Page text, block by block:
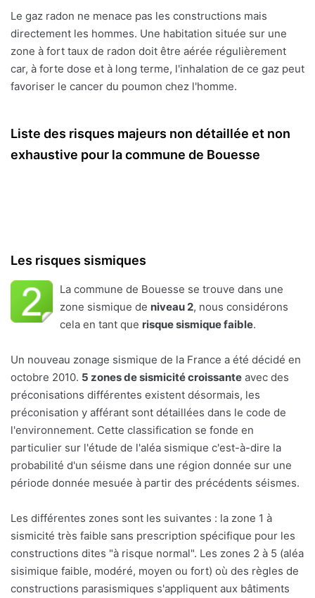
Le gaz radon ne menace pas les constructions mais
directement les hommes. Une habitation située sur une
zone à fort taux de radon doit être aérée régulièrement
car, à forte dose et à long terme, l'inhalation de ce gaz peut
favoriser le cancer du poumon chez l'homme.
Liste des risques majeurs non détaillée et non
exhaustive pour la commune de Bouesse
Les risques sismiques
La commune de Bouesse se trouve dans une
zone sismique de niveau 2, nous considérons
cela en tant que risque sismique faible.
Un nouveau zonage sismique de la France a été décidé en
octobre 2010. 5 zones de sismicité croissante avec des
préconisations différentes existent désormais, les
préconisation y afférant sont détaillées dans le code de
l'environnement. Cette classification se fonde en
particulier sur l'étude de l'aléa sismique c'est-à-dire la
probabilité d'un séisme dans une région donnée sur une
période donnée mesuée à partir des précédents séismes.
Les différentes zones sont les suivantes : la zone 1 à
sismicité très faible sans prescription spécifique pour les
constructions dites "à risque normal". Les zones 2 à 5 (aléa
sisimique faible, modéré, moyen ou fort) où des règles de
constructions parasismiques s'appliquent aux bâtiments